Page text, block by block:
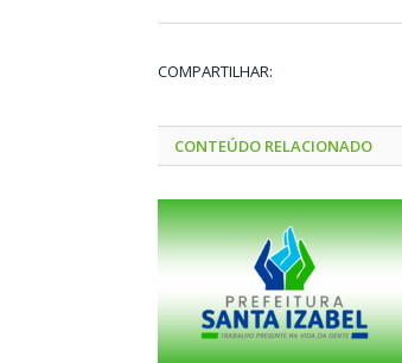
COMPARTILHAR:
CONTEÚDO RELACIONADO